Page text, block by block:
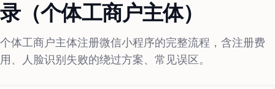
录（个体工商户主体）
个体工商户主体注册微信小程序的完整流程，含注册费
用、人脸识别失败的绕过方案、常见误区。